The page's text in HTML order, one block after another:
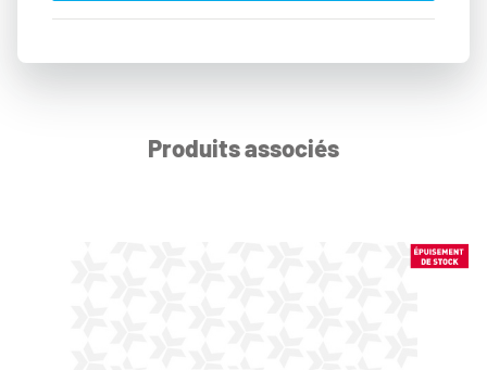
Produits associés